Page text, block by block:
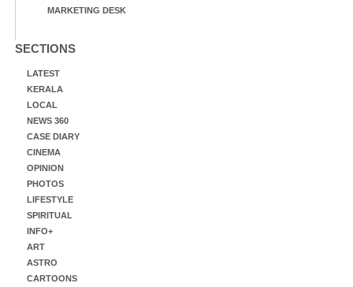
MARKETING DESK
SECTIONS
LATEST
KERALA
LOCAL
NEWS 360
CASE DIARY
CINEMA
OPINION
PHOTOS
LIFESTYLE
SPIRITUAL
INFO+
ART
ASTRO
CARTOONS